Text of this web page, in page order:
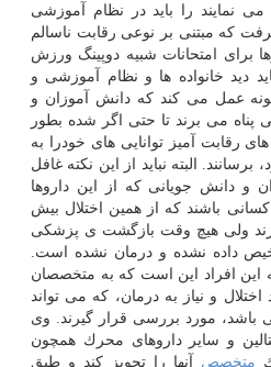
می نمایند را باید در نظام آموزشی
كه مبتنی بر نوعی رقابت ناسالم
برای امتحانات شبیه دوپینگ ورزش
دید خانواده ها و نظام آموزشی و
عمل می كند كه دانش آموزان و
پناه می برند تا حتی اگر شده بطور
رقابت آمیز توانایی های خودرا به
البته نباید از این نكته غافل
و دانش جویانی كه از این داروها
كسانی باشند كه از همین اختلال بیش
ولی هیچ وقت بازگشت ی پزشكی
داده نشده و درمان نشده است.
این افراد این است كه به متخصصان
و نیاز به درمان، كه می تواند
باشد، مورد بررسی قرار گیرند. وی
و سایر داروهای محرك همچون
متخصص آنها را تجویز كند و طبق